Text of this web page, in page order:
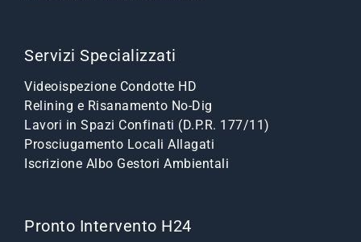
Servizi Specializzati
Videoispezione Condotte HD
Relining e Risanamento No-Dig
Lavori in Spazi Confinati (D.P.R. 177/11)
Prosciugamento Locali Allagati
Iscrizione Albo Gestori Ambientali
Pronto Intervento H24